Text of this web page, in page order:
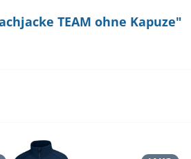
TEAM ohne Kapuze"